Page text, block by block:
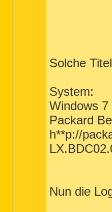
Solche
System:
Windows
Packard
h**p://
Nun die